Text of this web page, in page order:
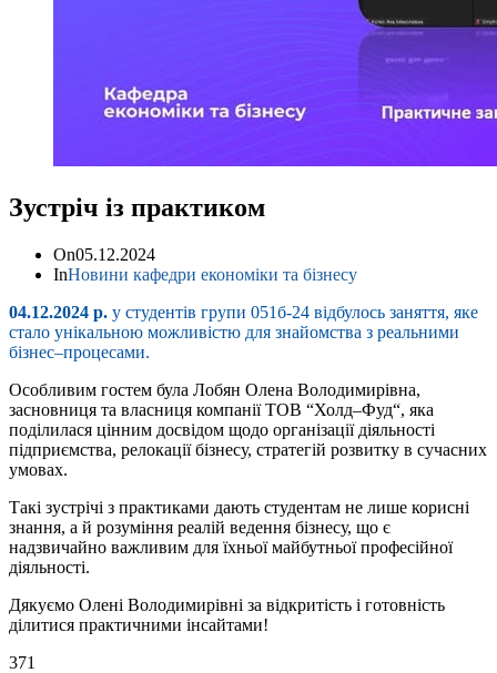
Зустріч із практиком
On05.12.2024
InНовини кафедри економіки та бізнесу
04.12.2024 р. у студентів групи 051б-24 відбулось заняття, яке
стало унікальною можливістю для знайомства з реальними
бізнес–процесами.
Особливим гостем була Лобян Олена Володимирівна,
засновниця та власниця компанії ТОВ “Холд–Фуд“, яка
поділилася цінним досвідом щодо організації діяльності
підприємства, релокації бізнесу, стратегій розвитку в сучасних
умовах.
Такі зустрічі з практиками дають студентам не лише корисні
знання, а й розуміння реалій ведення бізнесу, що є
надзвичайно важливим для їхньої майбутньої професійної
діяльності.
Дякуємо Олені Володимирівні за відкритість і готовність
ділитися практичними інсайтами!
371